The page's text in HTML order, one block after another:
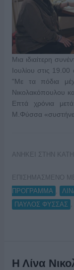
Μια ιδιαίτερη
Ιουλίου στις
"Με τα πόδια
Νικολακόπουλου
Επτά χρόνια
Μ.Φύσσα
ΑΝΗΚΕΙ ΣΤΗΝ
ΕΠΙΣΗΜΑΣΜΕΝΟ
ΠΡΟΓΡΑΜΜΑ
ΠΑΥΛΟΣ ΦΥΣΣΑΣ
Η Λίνα